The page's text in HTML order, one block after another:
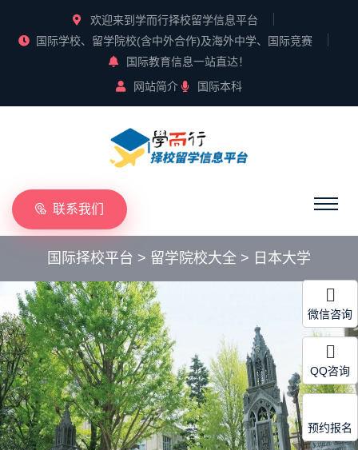
欢迎来到学而行择校留学信息平台
国际学校、留学院校(含中外合作)及海外中学、国际竞赛
国际教育信息一站直达！
网站简介
国际本科
联系我们
国际择校平台 > 留学院校大全 > 日本大学
微信咨询
QQ咨询
预约报名